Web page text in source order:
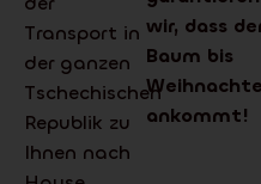
Transport in
der ganzen
Tschechischen
Republik zu
Ihnen nach
wir, dass
Baum bis
ankommt!